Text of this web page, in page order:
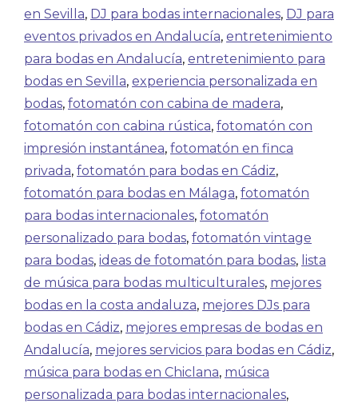
en Sevilla, DJ para bodas internacionales, DJ para
eventos privados en Andalucía, entretenimiento
para bodas en Andalucía, entretenimiento para
bodas en Sevilla, experiencia personalizada en
bodas, fotomatón con cabina de madera,
fotomatón con cabina rústica, fotomatón con
impresión instantánea, fotomatón en finca
privada, fotomatón para bodas en Cádiz,
fotomatón para bodas en Málaga, fotomatón
para bodas internacionales, fotomatón
personalizado para bodas, fotomatón vintage
para bodas, ideas de fotomatón para bodas, lista
de música para bodas multiculturales, mejores
bodas en la costa andaluza, mejores DJs para
bodas en Cádiz, mejores empresas de bodas en
Andalucía, mejores servicios para bodas en Cádiz,
música para bodas en Chiclana, música
personalizada para bodas internacionales,